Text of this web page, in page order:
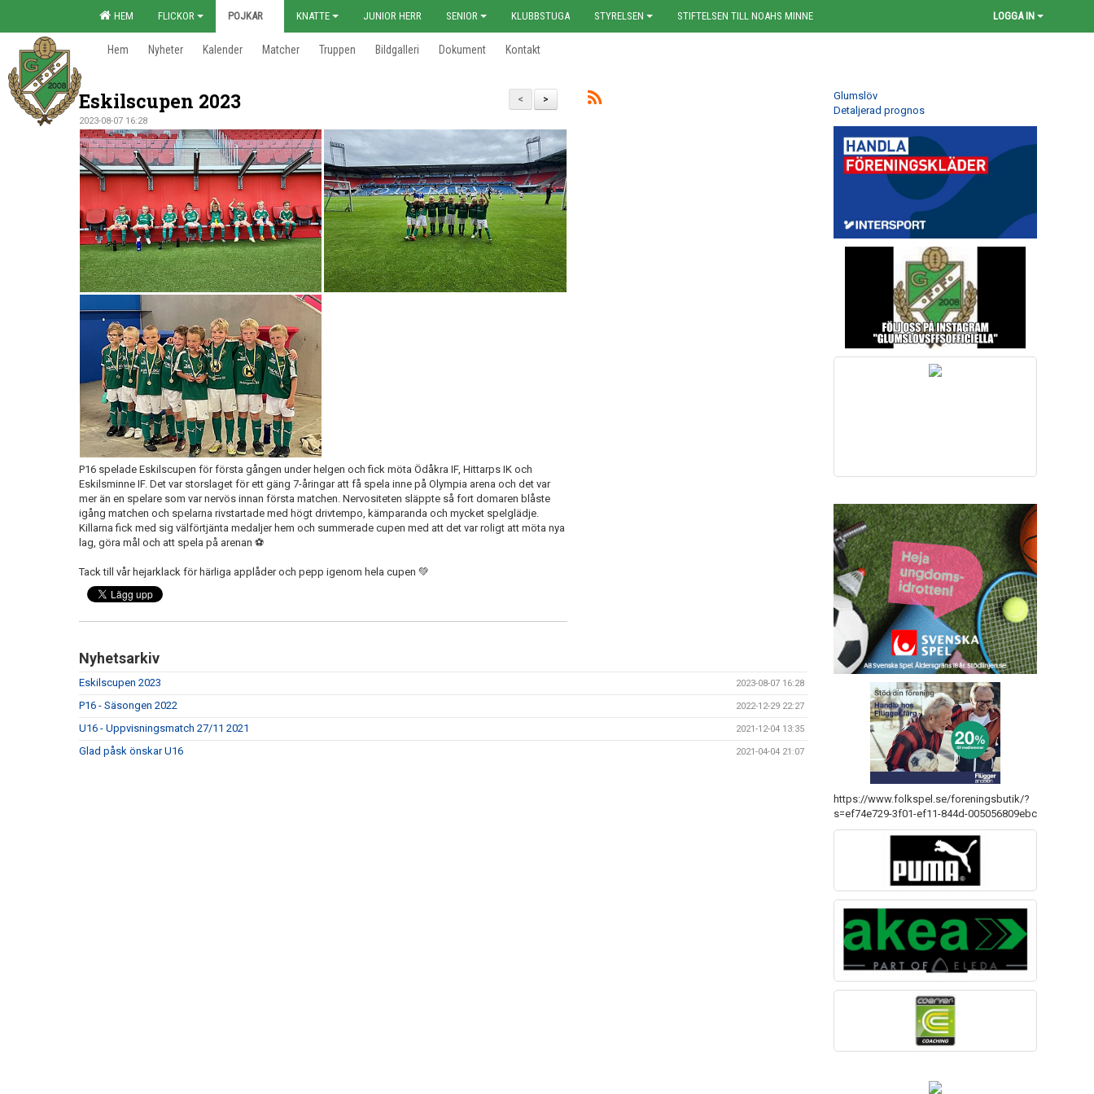
HEM FLICKOR POJKAR KNATTE JUNIOR HERR SENIOR KLUBBSTUGA STYRELSEN STIFTELSEN TILL NOAHS MINNE LOGGA IN
Hem Nyheter Kalender Matcher Truppen Bildgalleri Dokument Kontakt
>
<
Eskilscupen 2023
2023-08-07 16:28
P16 spelade Eskilscupen för första gången under helgen och fick möta Ödåkra IF, Hittarps IK och
Eskilsminne IF. Det var storslaget för ett gäng 7-åringar att få spela inne på Olympia arena och det var
mer än en spelare som var nervös innan första matchen. Nervositeten släppte så fort domaren blåste
igång matchen och spelarna rivstartade med högt drivtempo, kämparanda och mycket spelglädje.
Killarna fick med sig välförtjänta medaljer hem och summerade cupen med att det var roligt att möta nya
lag, göra mål och att spela på arenan ⚽️
Tack till vår hejarklack för härliga applåder och pepp igenom hela cupen 💚
Nyhetsarkiv
Eskilscupen 2023 2023-08-07 16:28
P16 - Säsongen 2022 2022-12-29 22:27
U16 - Uppvisningsmatch 27/11 2021 2021-12-04 13:35
Glad påsk önskar U16 2021-04-04 21:07
Glumslöv
Detaljerad prognos
https://www.folkspel.se/foreningsbutik/?
s=ef74e729-3f01-ef11-844d-005056809ebc